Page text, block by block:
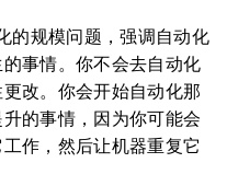
的规模问题，强调自动化
事情。你不会去自动化
改。你会开始自动化那
的事情，因为你可能会
作，然后让机器重复它